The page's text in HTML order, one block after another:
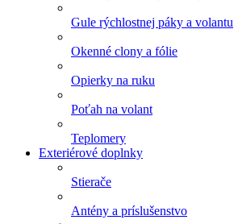
Gule rýchlostnej páky a volantu
Okenné clony a fólie
Opierky na ruku
Poťah na volant
Teplomery
Exteriérové doplnky
Stierače
Antény a príslušenstvo